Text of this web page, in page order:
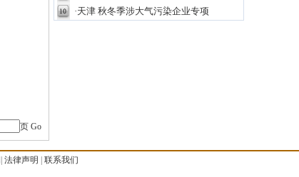
页 Go
·天津 秋冬季涉大气污染企业专项
法律声明
联系我们